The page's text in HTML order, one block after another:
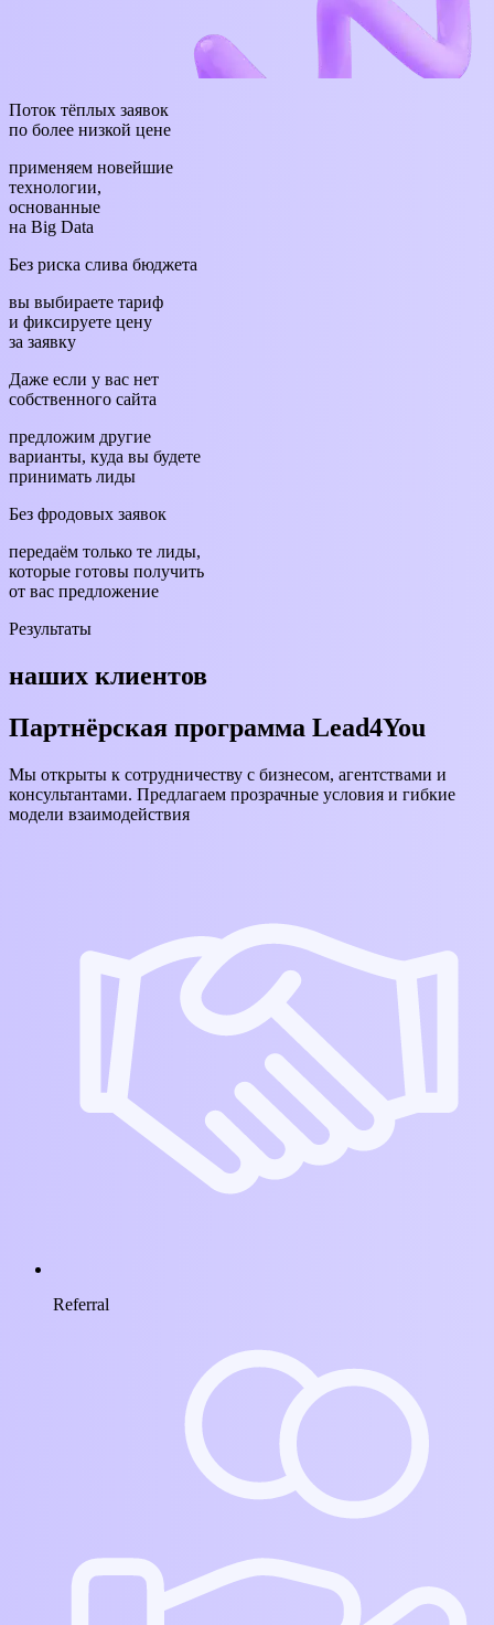
Поток тёплых заявок
по более низкой цене
применяем новейшие
технологии,
основанные
на Big Data
Без риска слива бюджета
вы выбираете тариф
и фиксируете цену
за заявку
Даже если у вас нет
собственного сайта
предложим другие
варианты, куда вы будете
принимать лиды
Без фродовых заявок
передаём только те лиды,
которые готовы получить
от вас предложение
Результаты
наших клиентов
Партнёрская программа Lead4You
Мы открыты к сотрудничеству с бизнесом, агентствами и
консультантами. Предлагаем прозрачные условия и гибкие
модели взаимодействия
Referral